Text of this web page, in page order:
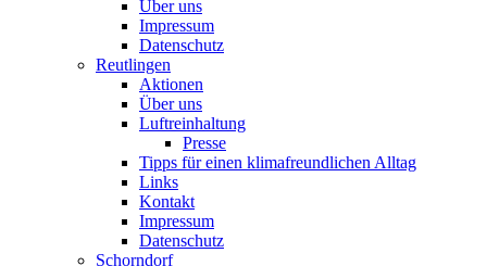
Über uns
Impressum
Datenschutz
Reutlingen
Aktionen
Über uns
Luftreinhaltung
Presse
Tipps für einen klimafreundlichen Alltag
Links
Kontakt
Impressum
Datenschutz
Schorndorf